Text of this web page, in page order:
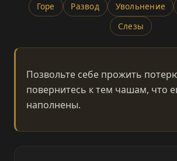
Горе Развод Увольнение
Слезы
Позвольте себе прожить
повернитесь к тем чашам, что
наполнены.